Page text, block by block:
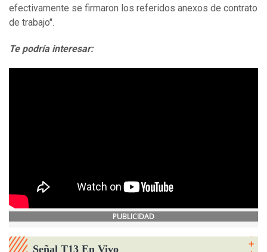
efectivamente se firmaron los referidos anexos de contrato
de trabajo".
Te podría interesar:
PUBLICIDAD
Señal T13 En Vivo